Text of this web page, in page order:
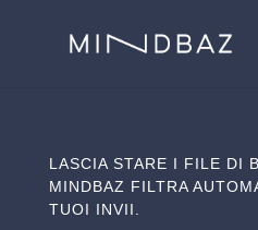
LASCIA STARE I FILE DI
MINDBAZ FILTRA
TUOI INVII.